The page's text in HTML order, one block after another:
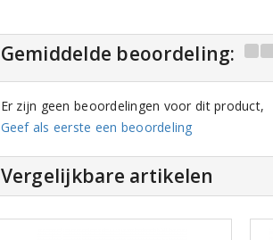
Gemiddelde beoordeling:
Er zijn geen beoordelingen voor dit product,
Geef als eerste een beoordeling
Vergelijkbare artikelen